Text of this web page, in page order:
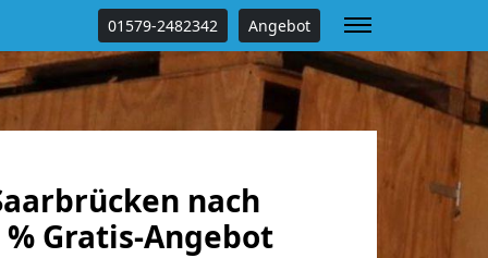
01579-2482342 Angebot
nach
Gratis-Angebot